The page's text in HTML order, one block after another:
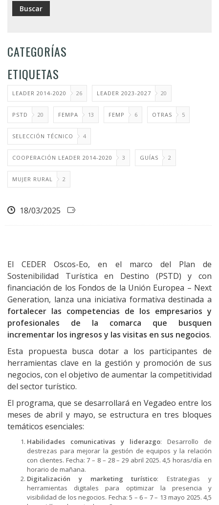
CATEGORÍAS
ETIQUETAS
LEADER 2014-2020 26 LEADER 2023-2027 20
PSTD 20 FEMPA 13 FEMP 6 OTRAS 5
SELECCIÓN TÉCNICO 4
COOPERACIÓN LEADER 2014-2020 3 GUÍAS 2
MUJER RURAL 2
18/03/2025
El CEDER Oscos-Eo, en el marco del Plan de
Sostenibilidad Turística en Destino (PSTD) y con
financiación de los Fondos de la Unión Europea – Next
Generation, lanza una iniciativa formativa destinada a
fortalecer las competencias de los empresarios y
profesionales de la comarca que busquen
incrementar los ingresos y las visitas en sus negocios.
Esta propuesta busca dotar a los participantes de
herramientas clave en la gestión y promoción de sus
negocios, con el objetivo de aumentar la competitividad
del sector turístico.
El programa, que se desarrollará en Vegadeo entre los
meses de abril y mayo, se estructura en tres bloques
temáticos esenciales:
Habilidades comunicativas y liderazgo: Desarrollo de
destrezas para mejorar la gestión de equipos y la relación
con clientes. Fecha: 7 – 8 – 28 – 29 abril 2025. 4,5 horas/día en
horario de mañana.
Digitalización y marketing turístico: Estrategias y
herramientas digitales para optimizar la presencia y
visibilidad de los negocios. Fecha: 5 – 6 – 7 – 13 mayo 2025. 4,5